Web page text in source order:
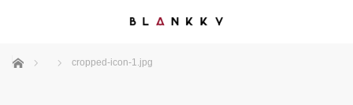
ホーム cropped-icon-1.jpg